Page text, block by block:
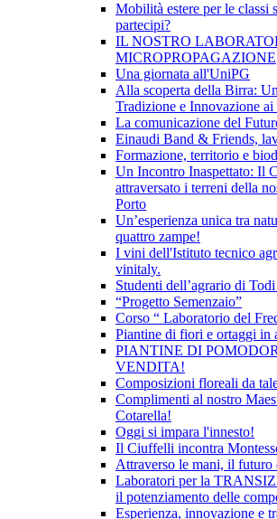
Mobilità estere per le classi
partecipi?
IL NOSTRO
MICROPROPAGAZIONE
Una giornata all'UniPG
Alla scoperta della Birra:
Tradizione e Innovazione
La comunicazione del
Einaudi Band & Friends,
Formazione, territorio e
Un Incontro Inaspettato: Il
attraversato i terreni della
Porto
Un’esperienza unica tra
quattro zampe!
I vini dell'Istituto tecnico
vinitaly.
Studenti dell’agrario di
“Progetto Semenzaio”
Corso “ Laboratorio del
Piantine di fiori e ortaggi in
PIANTINE DI
VENDITA!
Composizioni floreali da
Complimenti al nostro
Cotarella!
Oggi si impara l'innesto!
Il Ciuffelli incontra
Attraverso le mani, il futuro
Laboratori per la
il potenziamento delle
Esperienza, innovazione e